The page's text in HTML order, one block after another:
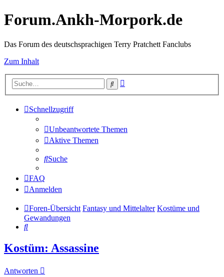
Forum.Ankh-Morpork.de
Das Forum des deutschsprachigen Terry Pratchett Fanclubs
Zum Inhalt
Suche
Schnellzugriff
Unbeantwortete Themen
Aktive Themen
Suche
FAQ
Anmelden
Foren-Übersicht Fantasy und Mittelalter Kostüme und
Gewandungen
Suche
Kostüm: Assassine
Antworten